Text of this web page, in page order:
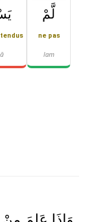
لَّمْ
ne pas
lam